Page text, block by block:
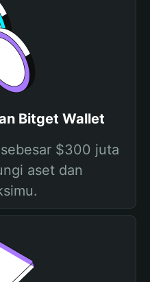
Bitget Wallet
$300 juta
aset dan